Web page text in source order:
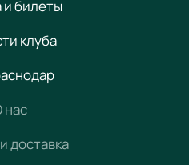
билеты
клуба
нас
доставка